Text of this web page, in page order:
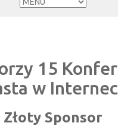
15
w
Złoty Sponsor